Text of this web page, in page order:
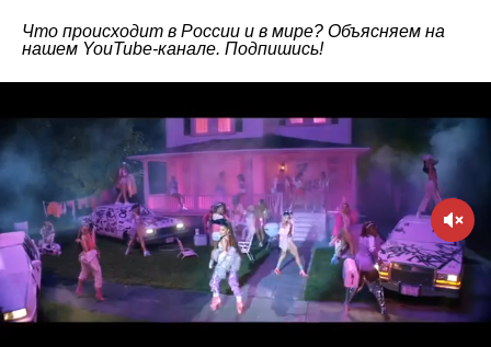
Что происходит в России и в мире? Объясняем на
нашем YouTube-канале. Подпишись!